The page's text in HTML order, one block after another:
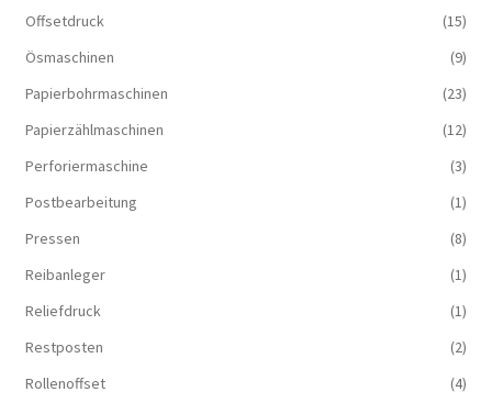
Offsetdruck
(15)
Ösmaschinen
(9)
Papierbohrmaschinen
(23)
Papierzählmaschinen
(12)
Perforiermaschine
(3)
Postbearbeitung
(1)
Pressen
(8)
Reibanleger
(1)
Reliefdruck
(1)
Restposten
(2)
Rollenoffset
(4)